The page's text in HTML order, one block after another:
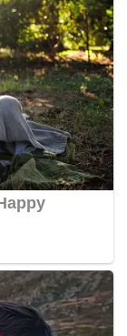
seiring waktu.
menghindari
atau cara
Bekasi dan
akan dijual ke
sabu selama